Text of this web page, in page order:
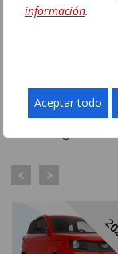
información.
Aceptar todo
VEHICLES
Navegueu per la